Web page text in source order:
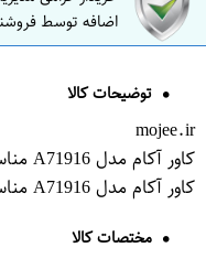
اضافه توسط
توضیحات کالا
mojee.ir
کاور آکام مدل A71916 مناسب برای گوشی موبایل اپل iPhone 7 8
کاور آکام مدل A71916 مناسب برای گوشی موبایل اپل iPhone 7 8
مختصات کالا